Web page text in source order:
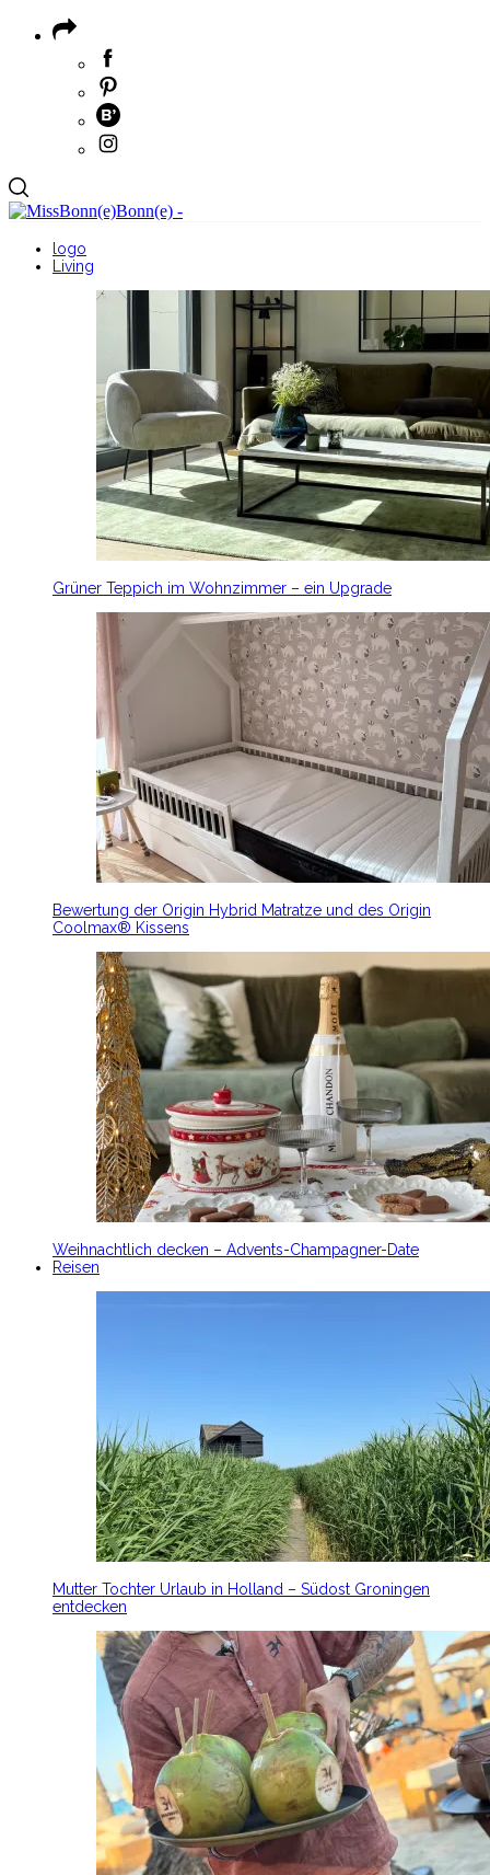
logo
Living
Grüner Teppich im Wohnzimmer – ein Upgrade
Bewertung der Origin Hybrid Matratze und des Origin
Coolmax® Kissens
Weihnachtlich decken – Advents-Champagner-Date
Reisen
Mutter Tochter Urlaub in Holland – Südost Groningen
entdecken